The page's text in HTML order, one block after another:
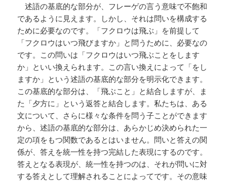
述語の基底的な部分が、フレーゲの言う意味で不飽和
であるように見えます。しかし、それは問いを構成する
ために必要なのです。「フクロウは飛ぶ」を前提して
「フクロウはいつ飛びますか」と問うために、必要なの
です。この問いは「フクロウはいつ飛ぶことをします
か」といい換えられます。この言い換えによって「をし
ますか」という述語の基底的な部分を明示化できます。
この基底的な部分は、「飛ぶこと」と結合しますが、ま
た「夕方に」という返答と結合します。私たちは、ある
文について、さらに様々な条件を問う子ことができます
から、述語の基底的な部分は、あらかじめ決められた一
定の項をもつ関数であるとはいません。問いと答えの関
係が、答えを統一性を持つ完結した表現にするのです。
答えとなる表現が、統一性を持つのは、それが問いに対
する答えとして理解されることによってです。その意味